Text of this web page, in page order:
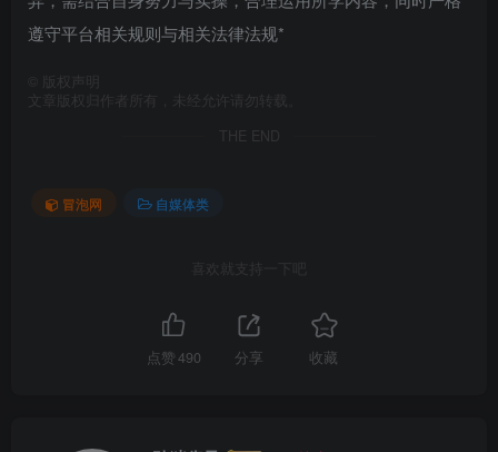
遵守平台相关规则与相关法律法规*
版权声明
文章版权归作者所有，未经允许请勿转载。
THE END
冒泡网 自媒体类
喜欢就支持一下吧
点赞490 分享 收藏